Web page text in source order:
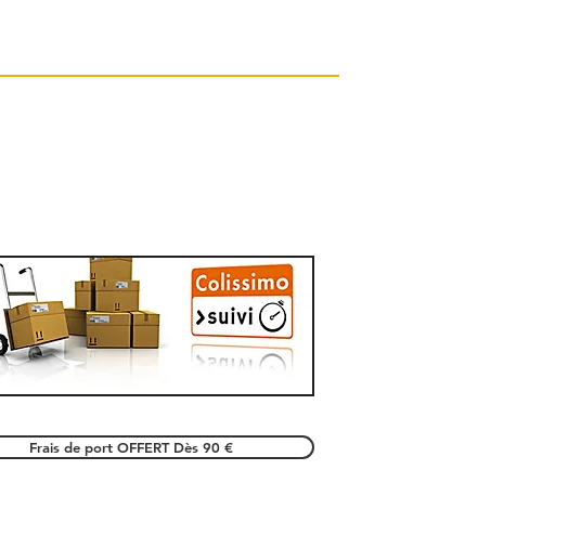
Frais de port OFFERT Dès 90 €